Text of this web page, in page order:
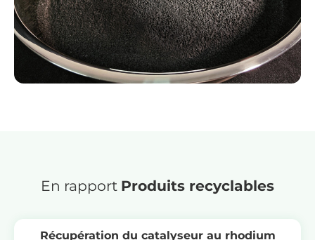
En rapport Produits recyclables
Récupération du catalyseur au rhodium